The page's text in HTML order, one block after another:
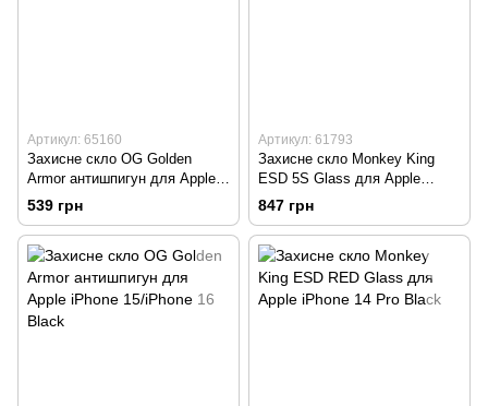
Артикул: 65160
Захисне скло OG Golden
Armor антишпигун для Apple
iPhone 14 Pro/iPhone
15/iPhone 16 Black
539 грн
Артикул: 61793
Захисне скло Monkey King
ESD 5S Glass для Apple
iPhone 15/iPhone 16 Black
847 грн